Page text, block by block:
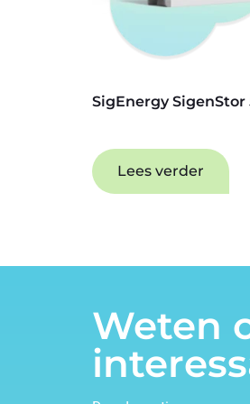
SigEnergy SigenStor
Lees verder
Weten